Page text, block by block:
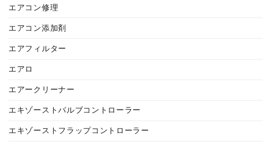
エアコン修理
エアコン添加剤
エアフィルター
エアロ
エアークリーナー
エキゾーストバルブコントローラー
エキゾーストフラップコントローラー